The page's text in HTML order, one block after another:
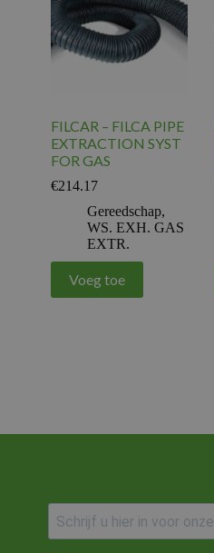
FILCAR – FILCA PIPE
EXTRACTION SYST
FOR GAS
€214.17
Gereedschap,
WS. EXH. GAS
EXTR.
Voeg toe